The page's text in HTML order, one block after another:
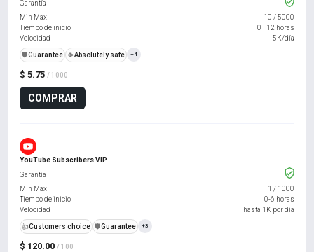
$ 5.75 / 1000
COMPRAR
Garantía
Min Max
10 /5000
Tiempo de inicio
0–12 horas
Velocidad
5K/día
️🛡️Guarantee 🍀Absolutely safe +4
YouTube Subscribers VIP
$ 120.00 / 100
Garantía
Min Max
1 / 1000
Tiempo de inicio
0-6 horas
Velocidad
hasta 1K por día
👍Customers choice ️🛡️Guarantee +3